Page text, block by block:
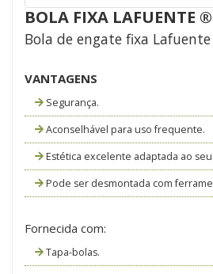
BOLA FIXA LAFUENTE ®
Bola de engate fixa
VANTAGENS
Segurança.
Aconselhável para uso frequente.
Estética excelente adaptada ao
Pode ser desmontada com
Fornecida com:
Tapa-bolas.